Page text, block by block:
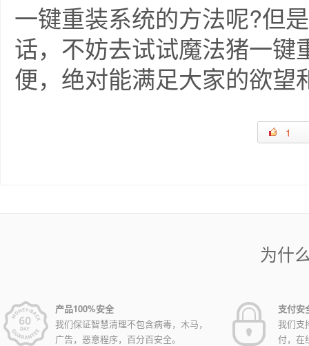
一键重装系统的方法呢?但
话，不妨去试试魔法猪一
便，绝对能满足大家的欲望
1
为什
产品100%安全
我们保证智慧清理不包含病毒，木马，
广告，恶意程序，百分百安全。
支付安
我们支
付，在